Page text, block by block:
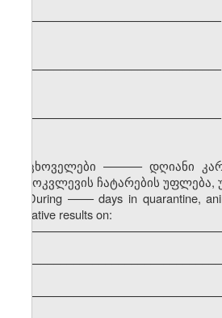
ბოლო
During
During
ბოლო
During
ცხოველები –––––– დღიანი
გამოკვლევის ჩატარების
During ––––days in quarantine,
negative results on: